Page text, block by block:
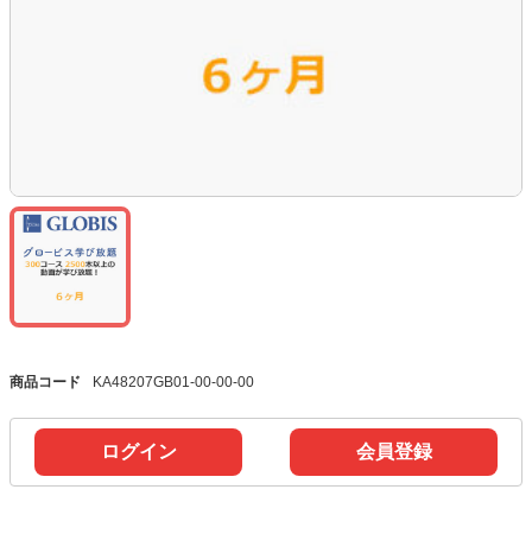
商品コード KA48207GB01-00-00-00
ログイン 会員登録